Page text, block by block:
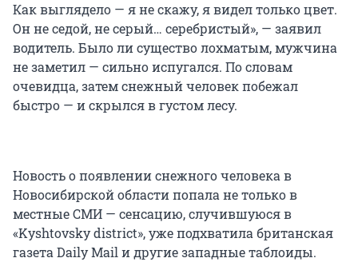
Как выглядело — я не скажу, я видел только цвет.
Он не седой, не серый… серебристый», — заявил
водитель. Было ли существо лохматым, мужчина
не заметил — сильно испугался. По словам
очевидца, затем снежный человек побежал
быстро — и скрылся в густом лесу.
Новость о появлении снежного человека в
Новосибирской области попала не только в
местные СМИ — сенсацию, случившуюся в
«Kyshtovsky district», уже подхватила британская
газета Daily Mail и другие западные таблоиды.